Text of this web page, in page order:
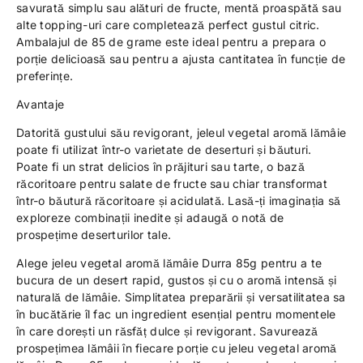
savurată simplu sau alături de fructe, mentă proaspătă sau
alte topping-uri care completează perfect gustul citric.
Ambalajul de 85 de grame este ideal pentru a prepara o
porție delicioasă sau pentru a ajusta cantitatea în funcție de
preferințe.
Avantaje
Datorită gustului său revigorant, jeleul vegetal aromă lămâie
poate fi utilizat într-o varietate de deserturi și băuturi.
Poate fi un strat delicios în prăjituri sau tarte, o bază
răcoritoare pentru salate de fructe sau chiar transformat
într-o băutură răcoritoare și acidulată. Lasă-ți imaginația să
exploreze combinații inedite și adaugă o notă de
prospețime deserturilor tale.
Alege jeleu vegetal aromă lămâie Durra 85g pentru a te
bucura de un desert rapid, gustos și cu o aromă intensă și
naturală de lămâie. Simplitatea preparării și versatilitatea sa
în bucătărie îl fac un ingredient esențial pentru momentele
în care dorești un răsfăț dulce și revigorant. Savurează
prospețimea lămâii în fiecare porție cu jeleu vegetal aromă